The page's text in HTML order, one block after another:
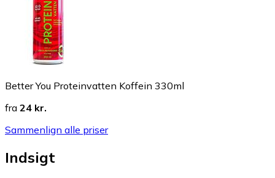
Better You Proteinvatten Koffein 330ml
fra 24 kr.
Sammenlign alle priser
Indsigt